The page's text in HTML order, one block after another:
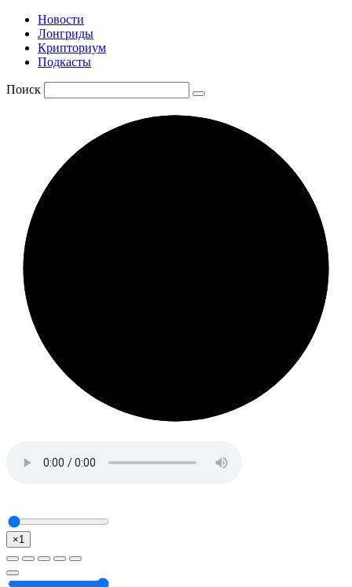
Новости
Лонгриды
Крипториум
Подкасты
Поиск
×1